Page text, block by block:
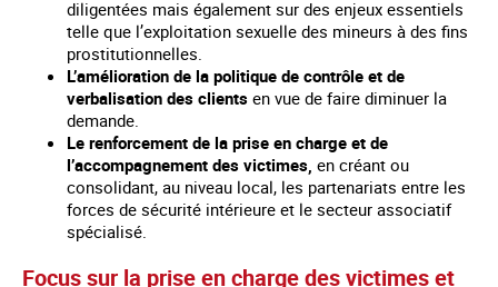
diligentées mais également sur des enjeux essentiels
telle que l’exploitation sexuelle des mineurs à des fins
prostitutionnelles.
L’amélioration de la politique de contrôle et de
verbalisation des clients en vue de faire diminuer la
demande.
Le renforcement de la prise en charge et de
l’accompagnement des victimes, en créant ou
consolidant, au niveau local, les partenariats entre les
forces de sécurité intérieure et le secteur associatif
spécialisé.
Focus sur la prise en charge des victimes et